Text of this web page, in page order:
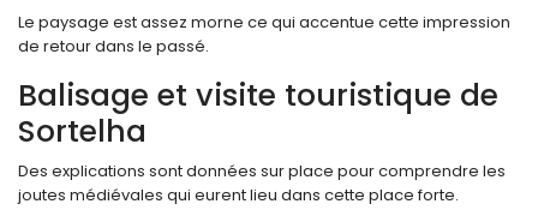
Le paysage est assez morne ce qui accentue cette impression
de retour dans le passé.
Balisage et visite touristique de
Sortelha
Des explications sont données sur place pour comprendre les
joutes médiévales qui eurent lieu dans cette place forte.